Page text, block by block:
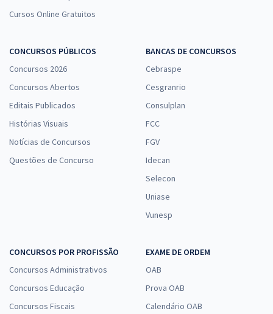
Cursos Online Gratuitos
CONCURSOS PÚBLICOS
Concursos 2026
Concursos Abertos
Editais Publicados
Histórias Visuais
Notícias de Concursos
Questões de Concurso
BANCAS DE CONCURSOS
Cebraspe
Cesgranrio
Consulplan
FCC
FGV
Idecan
Selecon
Uniase
Vunesp
CONCURSOS POR PROFISSÃO
Concursos Administrativos
Concursos Educação
Concursos Fiscais
EXAME DE ORDEM
OAB
Prova OAB
Calendário OAB